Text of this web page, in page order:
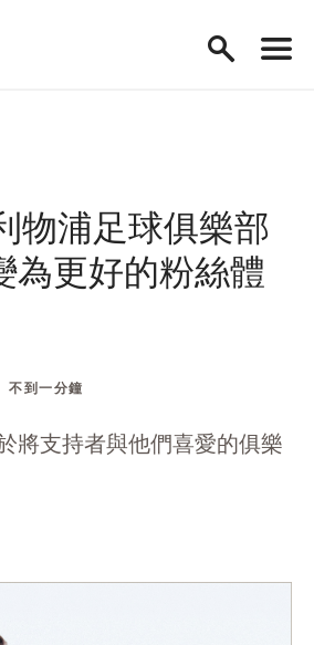
物浦足球俱樂部
為更好的粉絲體
不到一分鐘
將支持者與他們喜愛的俱樂